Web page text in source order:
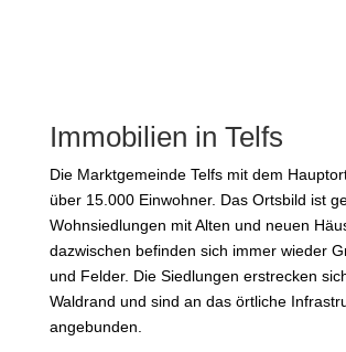
Immobilien in Telfs
Die Marktgemeinde Telfs mit dem
über 15.000 Einwohner. Das Ortsbild ist
Wohnsiedlungen mit Alten und neuen
dazwischen befinden sich immer wieder
und Felder. Die Siedlungen erstrecken
Waldrand und sind an das örtliche
angebunden.